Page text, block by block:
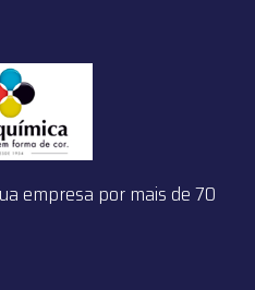
empresa por mais de 70